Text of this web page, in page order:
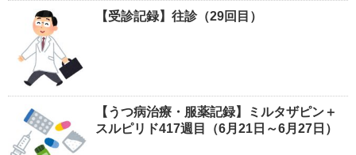
【受診記録】往診（29回目）
【うつ病治療・服薬記録】ミルタザピン＋
スルピリド417週目（6月21日～6月27日）